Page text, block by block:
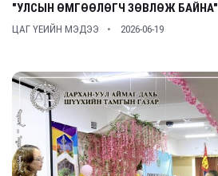
"УЛСЫН ӨМГӨӨЛӨГЧ ЗӨВЛӨЖ БАЙНА"
ЦАГ ҮЕИЙН МЭДЭЭ 2026-06-19